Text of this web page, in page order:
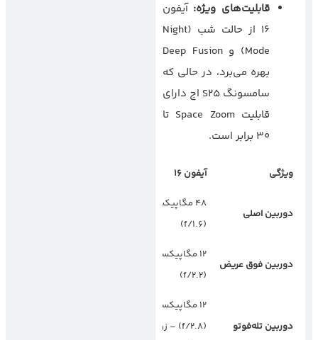
قابلیت‌های ویژه: آیفون
۱۶ از حالت شب (Night
Mode) و Deep Fusion
بهره می‌برد، در حالی که
سامسونگ S25 اج دارای
قابلیت Space Zoom تا
۳۰ برابر است.
ویژگی آیفون ۱۶
دوربین اصلی
۴۸ مگاپیکسل
(f/1.6)
دوربین فوق عریض
۱۲ مگاپیکسل
(f/2.2)
دوربین تله‌فوتو
۱۲ مگاپیکسل
(f/2.8) – زوم